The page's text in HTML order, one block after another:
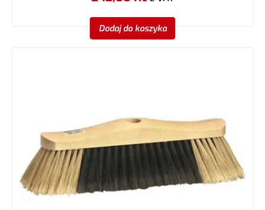
Dodaj do koszyka